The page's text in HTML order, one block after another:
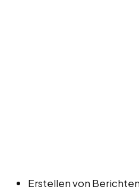
Erstellen von